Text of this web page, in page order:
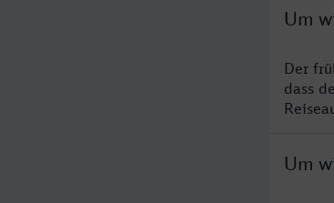
Um
Der
dass
Um